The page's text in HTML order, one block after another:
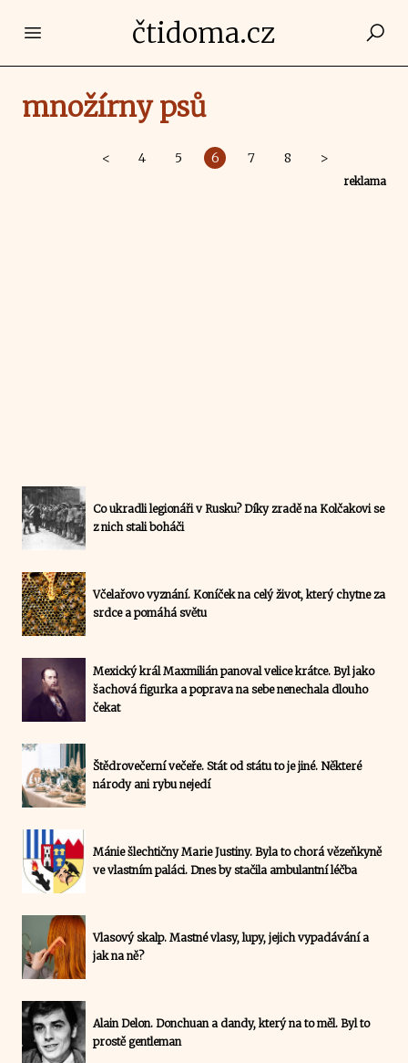
Open main menučtidoma.cz
množírny psů
< 4 5 6 7 8 >
reklama
Co ukradli legionáři v Rusku? Díky zradě na Kolčakovi se
z nich stali boháči
Včelařovo vyznání. Koníček na celý život, který chytne za
srdce a pomáhá světu
Mexický král Maxmilián panoval velice krátce. Byl jako
šachová figurka a poprava na sebe nenechala dlouho
čekat
Štědrovečerní večeře. Stát od státu to je jiné. Některé
národy ani rybu nejedí
Mánie šlechtičny Marie Justiny. Byla to chorá vězeňkyně
ve vlastním paláci. Dnes by stačila ambulantní léčba
Vlasový skalp. Mastné vlasy, lupy, jejich vypadávání a
jak na ně?
Alain Delon. Donchuan a dandy, který na to měl. Byl to
prostě gentleman